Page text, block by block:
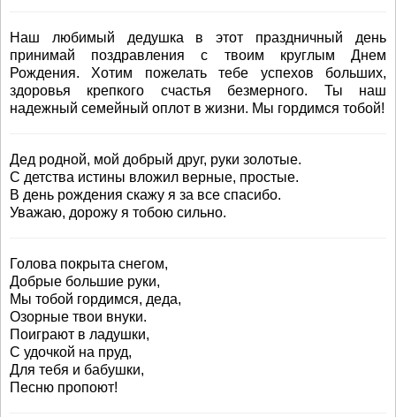
Наш любимый дедушка в этот праздничный день
принимай поздравления с твоим круглым Днем
Рождения. Хотим пожелать тебе успехов больших,
здоровья крепкого счастья безмерного. Ты наш
надежный семейный оплот в жизни. Мы гордимся тобой!
Дед родной, мой добрый друг, руки золотые.
С детства истины вложил верные, простые.
В день рождения скажу я за все спасибо.
Уважаю, дорожу я тобою сильно.
Голова покрыта снегом,
Добрые большие руки,
Мы тобой гордимся, деда,
Озорные твои внуки.
Поиграют в ладушки,
С удочкой на пруд,
Для тебя и бабушки,
Песню пропоют!